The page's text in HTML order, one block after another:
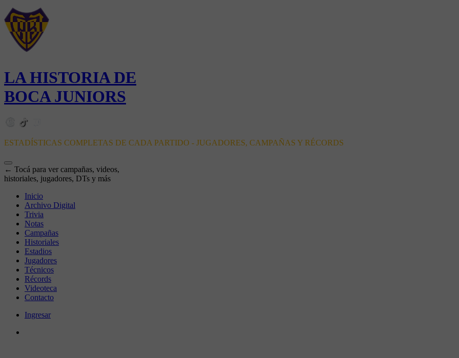
LA HISTORIA DE
BOCA JUNIORS
ESTADÍSTICAS COMPLETAS DE CADA PARTIDO - JUGADORES, CAMPAÑAS Y RÉCORDS
← Tocá para ver campañas, videos,
historiales, jugadores, DTs y más
Inicio
Archivo Digital
Trivia
Notas
Campañas
Historiales
Estadios
Jugadores
Técnicos
Récords
Videoteca
Contacto
Ingresar